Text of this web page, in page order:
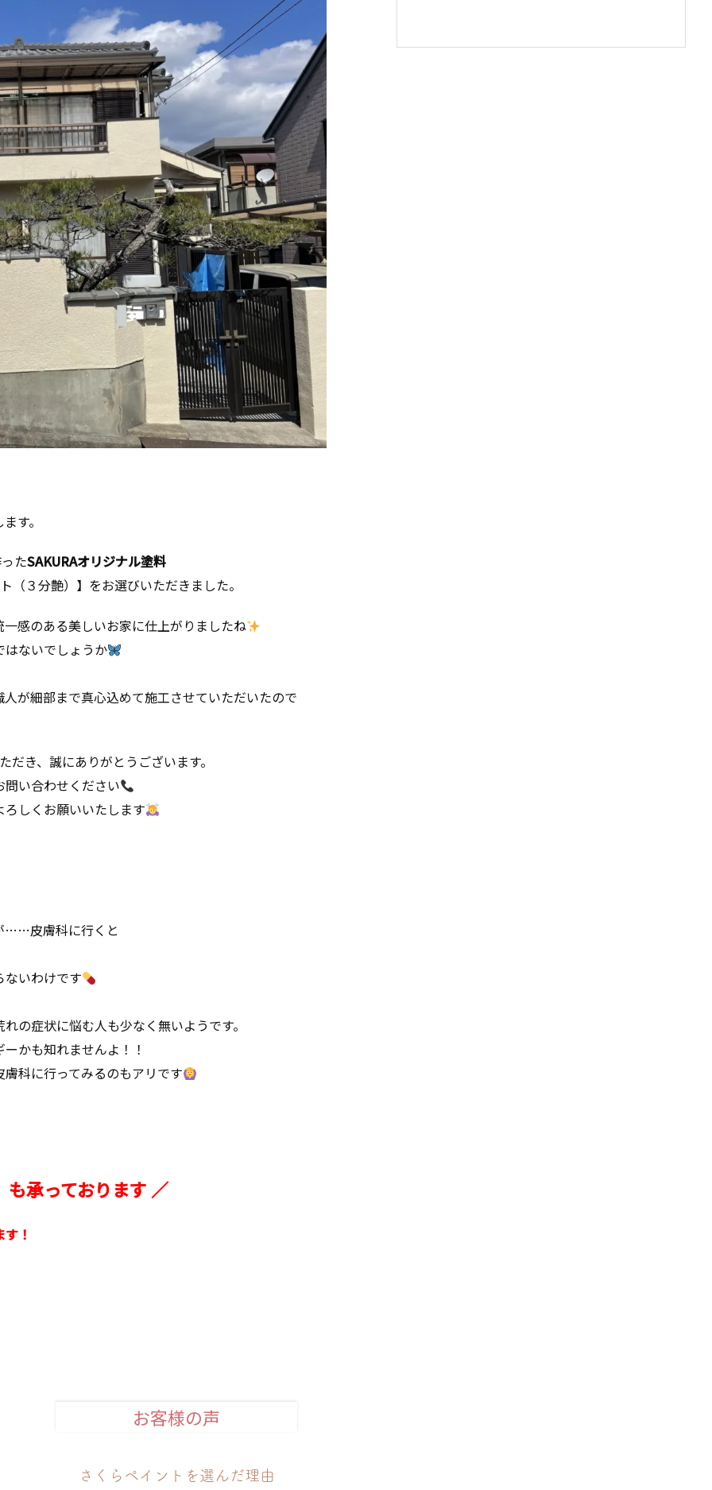
す。
たSAKURAオリジナル塗料
（３分艶）】をお選びいただきました。
感のある美しいお家に仕上がりましたね
はないでしょうか
が細部まで真心込めて施工させていただいたので
き、誠にありがとうございます。
い合わせください
しくお願いいたします
……皮膚科に行くと
ないわけです
の症状に悩む人も少なく無いようです。
かも知れませんよ！！
科に行ってみるのもアリです
も承っております ／
！
さくらペイントを選んだ理由
お客様の声